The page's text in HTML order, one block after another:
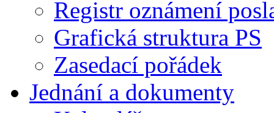
Registr oznámení
Grafická struktura PS
Zasedací pořádek
Jednání a dokumenty